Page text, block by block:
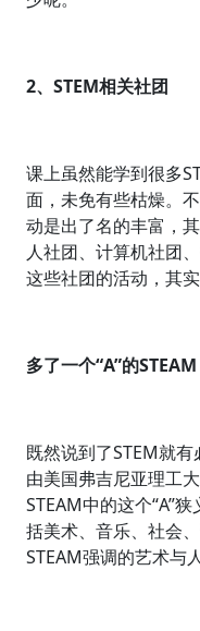
2、STEM相关社团
课上虽然能学到很多
面，未免有些枯燥。
动是出了名的丰富，
人社团、计算机社团
这些社团的活动，其
多了一个“A”的STEAM
既然说到了STEM就
由美国弗吉尼亚理工
STEAM中的这个“A”
括美术、音乐、社会
STEAM强调的艺术与